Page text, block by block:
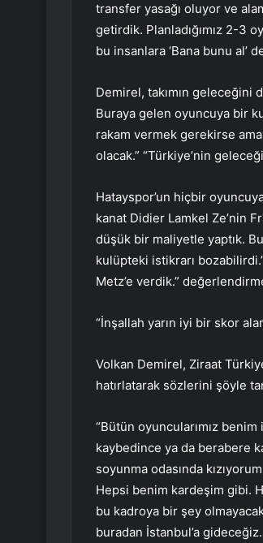
transfer yasağı oluyor ve
getirdik. Planladığımız 2-3
bu insanlara ‘Bana bunu al’
Demirel, takımın geleceğini
Buraya gelen oyuncuya bir
rakam vermek gerekirse
olacak.” “Türkiye’nin
Hatayspor’un hiçbir
kanat Didier Lamkel Ze’nin
düşük bir maliyetle yaptık.
kulüpteki istikrarı
Metz’e verdik.”
“İnşallah yarın iyi bir skor
Volkan Demirel, Ziraat
hatırlatarak sözlerini şöyle
“Bütün oyuncularımız
kaybedince ya da berabere
soyunma odasında
Hepsi benim kardeşim gibi.
bu kadroya bir şey
buradan İstanbul’a